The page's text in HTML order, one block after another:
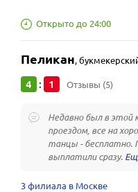
Открыто до 24:00
Пеликан,
4 : 1 Отзывы (5)
Недавно был в этой
проездом, все на
танцы - бесплатно.
выплатили сразу.
3 филиала в Москве